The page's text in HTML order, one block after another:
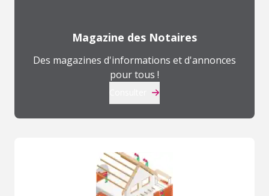
Magazine des Notaires
Des magazines d'informations et d'annonces
pour tous !